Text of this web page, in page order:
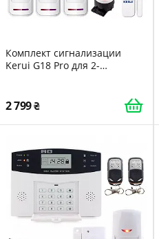
Комплект сигнализации
Kerui G18 Pro для 2-
2 799